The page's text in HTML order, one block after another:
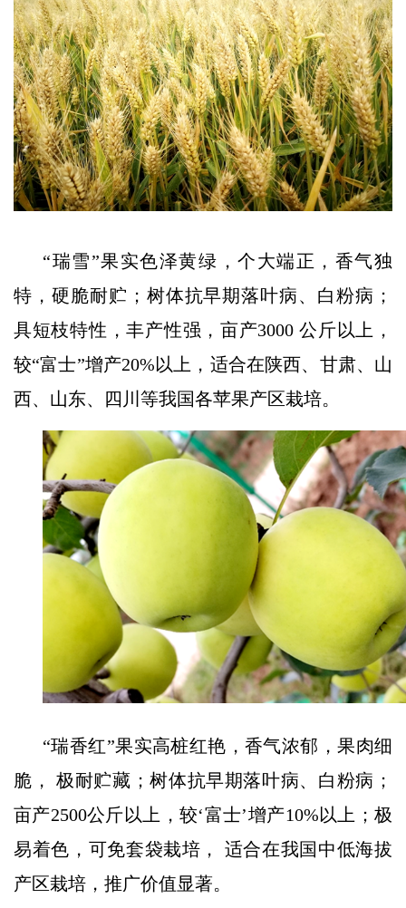
“瑞雪”果实色泽黄绿，个大端正，香气独
特，硬脆耐贮；树体抗早期落叶病、白粉病；
具短枝特性，丰产性强，亩产3000 公斤以上，
较“富士”增产20%以上，适合在陕西、甘肃、山
西、山东、四川等我国各苹果产区栽培。
“瑞香红”果实高桩红艳，香气浓郁，果肉细
脆， 极耐贮藏；树体抗早期落叶病、白粉病；
亩产2500公斤以上，较‘富士’增产10%以上；极
易着色，可免套袋栽培， 适合在我国中低海拔
产区栽培， 推广价值显著。